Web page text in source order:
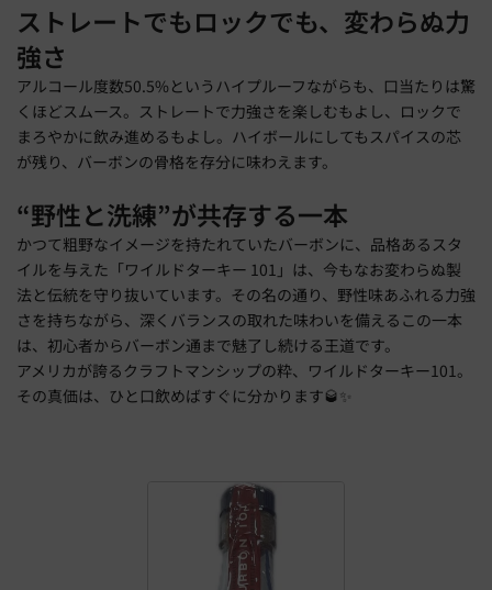
ストレートでもロックでも、変わらぬ力
強さ
アルコール度数50.5%というハイプルーフながらも、口当たりは驚
くほどスムース。ストレートで力強さを楽しむもよし、ロックで
まろやかに飲み進めるもよし。ハイボールにしてもスパイスの芯
が残り、バーボンの骨格を存分に味わえます。
“野性と洗練”が共存する一本
かつて粗野なイメージを持たれていたバーボンに、品格あるスタ
イルを与えた「ワイルドターキー 101」は、今もなお変わらぬ製
法と伝統を守り抜いています。その名の通り、野性味あふれる力強
さを持ちながら、深くバランスの取れた味わいを備えるこの一本
は、初心者からバーボン通まで魅了し続ける王道です。
アメリカが誇るクラフトマンシップの粋、ワイルドターキー101。
その真価は、ひと口飲めばすぐに分かります🥃✨